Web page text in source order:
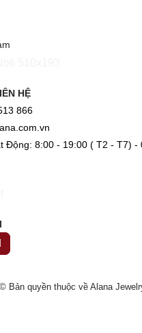
HỆ
866
Động: 8:00 - 19:00 ( T2 - T7) -
© Bản quyền thuộc về Alana